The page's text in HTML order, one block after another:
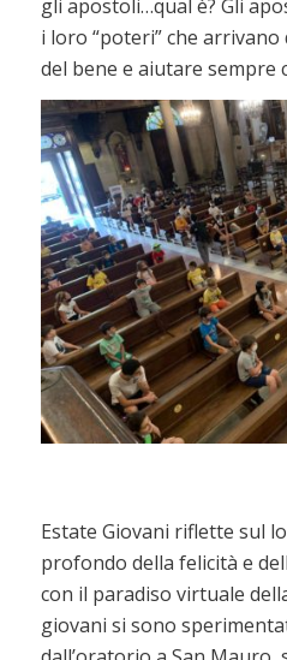
gli apostoli…qual è? Gli
i loro “poteri” che
del bene e aiutare sempre
Estate Giovani riflette sul
profondo della felicità e
con il paradiso virtuale
giovani si sono